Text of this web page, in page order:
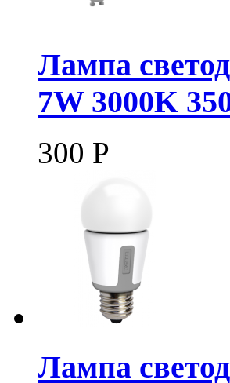
Лампа
7W 3000K
300 Р
Лампа